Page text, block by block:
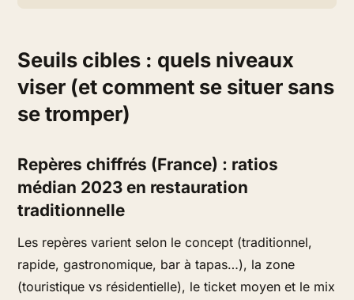
Seuils cibles : quels niveaux
viser (et comment se situer sans
se tromper)
Repères chiffrés (France) : ratios
médian 2023 en restauration
traditionnelle
Les repères varient selon le concept (traditionnel,
rapide, gastronomique, bar à tapas…), la zone
(touristique vs résidentielle), le ticket moyen et le mix